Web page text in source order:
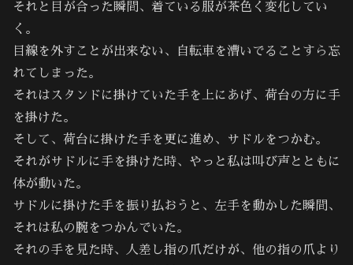
それと目が合った瞬間、着ている服が茶色く変化してい
く。
目線を外すことが出来ない、自転車を漕いでることすら忘
れてしまった。
それはスタンドに掛けていた手を上にあげ、荷台の方に手
を掛けた。
そして、荷台に掛けた手を更に進め、サドルをつかむ。
それがサドルに手を掛けた時、やっと私は叫び声とともに
体が動いた。
サドルに掛けた手を振り払おうと、左手を動かした瞬間、
それは私の腕をつかんでいた。
それの手を見た時、人差し指の爪だけが、他の指の爪より